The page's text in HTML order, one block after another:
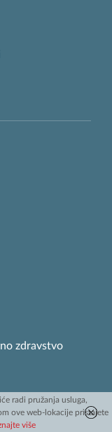
zdravstvo
radi pružanja usluga,
ove web-lokacije pristajete
više